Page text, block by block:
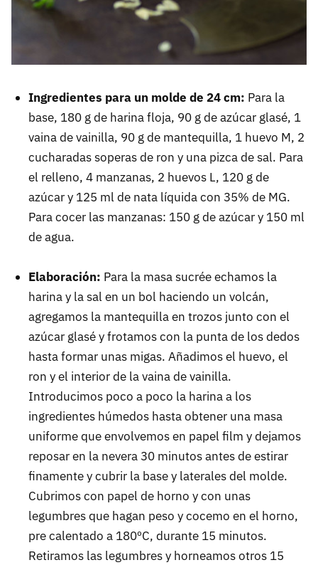
Ingredientes para un molde de 24 cm: Para la
base, 180 g de harina floja, 90 g de azúcar glasé, 1
vaina de vainilla, 90 g de mantequilla, 1 huevo M, 2
cucharadas soperas de ron y una pizca de sal. Para
el relleno, 4 manzanas, 2 huevos L, 120 g de
azúcar y 125 ml de nata líquida con 35% de MG.
Para cocer las manzanas: 150 g de azúcar y 150 ml
de agua.
Elaboración: Para la masa sucrée echamos la
harina y la sal en un bol haciendo un volcán,
agregamos la mantequilla en trozos junto con el
azúcar glasé y frotamos con la punta de los dedos
hasta formar unas migas. Añadimos el huevo, el
ron y el interior de la vaina de vainilla.
Introducimos poco a poco la harina a los
ingredientes húmedos hasta obtener una masa
uniforme que envolvemos en papel film y dejamos
reposar en la nevera 30 minutos antes de estirar
finamente y cubrir la base y laterales del molde.
Cubrimos con papel de horno y con unas
legumbres que hagan peso y cocemo en el horno,
pre calentado a 180ºC, durante 15 minutos.
Retiramos las legumbres y horneamos otros 15